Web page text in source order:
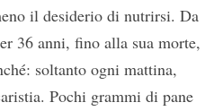
il desiderio di nutrirsi. Da
36 anni, fino alla sua morte,
soltanto ogni mattina,
Pochi grammi di pane